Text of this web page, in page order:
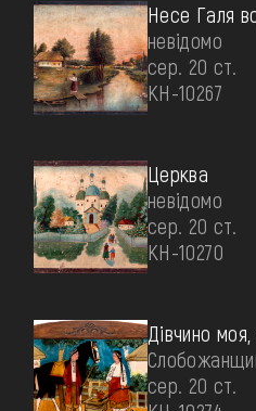
Несе Галя
невідомо
сер. 20 ст.
КН-10267
Церква
невідомо
сер. 20 ст.
КН-10270
Дівчино
сер. 20 ст.